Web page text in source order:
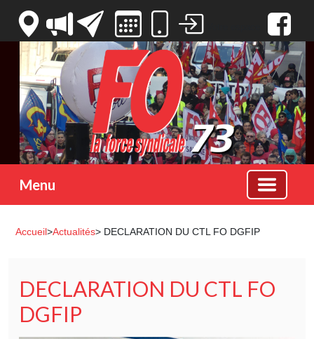
Menu
Accueil>Actualités> DECLARATION DU CTL FO DGFIP
DECLARATION DU CTL FO
DGFIP